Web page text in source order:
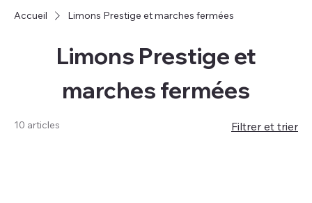
Accueil Limons Prestige et marches fermées
Limons Prestige et
marches fermées
10 articles Filtrer et trier